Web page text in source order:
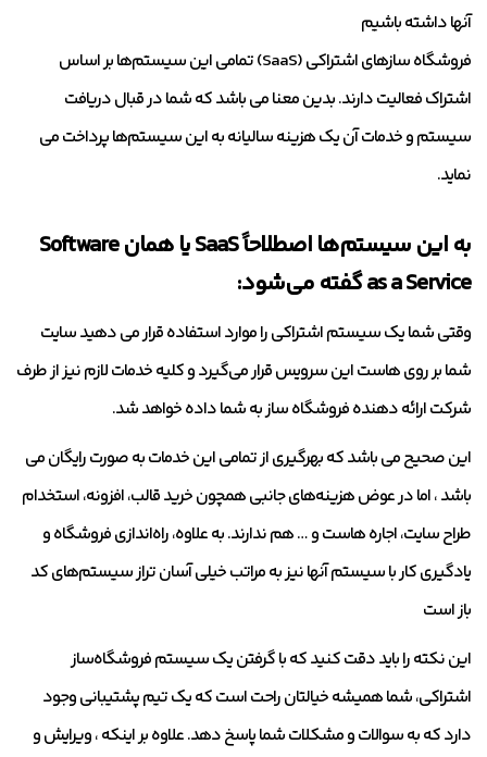
آنها داشته باشیم
فروشگاه سازهای اشتراکی (SaaS) تمامی این سیستم‌ها بر اساس
اشتراک فعالیت دارند. بدین معنا می باشد که شما در قبال دریافت
سیستم و خدمات آن یک هزینه سالیانه به این سیستم‌ها پرداخت می
نماید.
به این سیستم‌ها اصطلاحاً SaaS یا همان Software
as a Service گفته می‌شود:
وقتی شما یک سیستم اشتراکی را موارد استفاده قرار می دهید سایت
شما بر روی هاست این سرویس قرار می‌گیرد و کلیه خدمات لازم نیز از طرف
شرکت ارائه دهنده فروشگاه ساز به شما داده خواهد شد.
این صحیح می باشد که بهرگیری از تمامی این خدمات به صورت رایگان می
باشد ، اما در عوض هزینه‌های جانبی همچون خرید قالب، افزونه، استخدام
طراح سایت، اجاره هاست و … هم ندارند. به علاوه، راه‌اندازی فروشگاه و
یادگیری کار با سیستم آنها نیز به مراتب خیلی آسان تراز سیستم‌های کد
باز است
این نکته را باید دقت کنید که با گرفتن یک سیستم فروشگاه‌ساز
اشتراکی، شما همیشه خیالتان راحت است که یک تیم پشتیبانی وجود
دارد که به سوالات و مشکلات شما پاسخ دهد. علاوه بر اینکه ، ویرایش و